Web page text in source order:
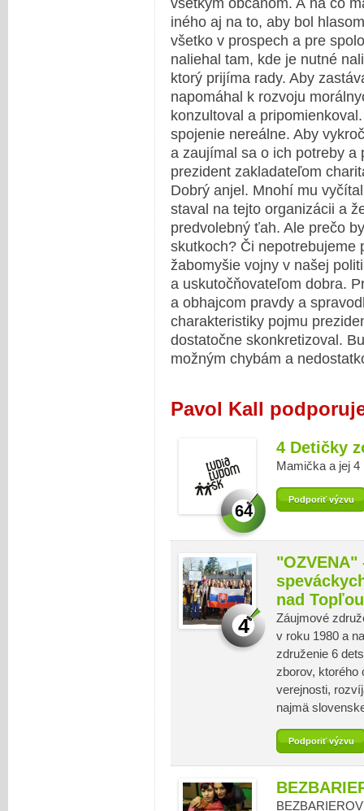
všetkým občanom. A na čo
iného aj na to, aby bol
všetko v prospech a pre
naliehal tam, kde je nutné
ktorý prijíma rady. Aby
napomáhal k rozvoju
konzultoval a
spojenie nereálne. Aby
a zaujímal sa o ich potreby a
prezident zakladateľom
Dobrý anjel. Mnohí mu
staval na tejto organizácii a
predvolebný ťah. Ale prečo
skutkoch? Či nepotrebujeme
žabomyšie vojny v našej
a uskutočňovateľom dobra.
a obhajcom pravdy a
charakteristiky pojmu
dostatočne skonkretizoval.
možným chybám a
Pavol Kall
64
4 Detičky
Mamička a jej
Podporiť výzvu
4
nad Topľou
Záujmové
v roku 1980 a
združenie 6
zborov, ktorého
verejnosti,
najmä
Podporiť výzvu